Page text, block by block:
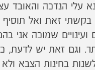
עלי הנדכה והאובד
זאת ואל תוסיף
ועינויים שמוכה אני
וגם זאת יש לדעת,
בחינות הצבא ולא